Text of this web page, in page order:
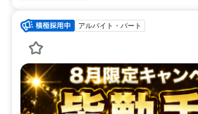
アルバイト・パート